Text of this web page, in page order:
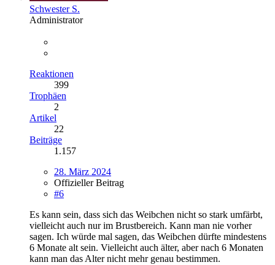
Schwester S.
Administrator
Reaktionen
399
Trophäen
2
Artikel
22
Beiträge
1.157
28. März 2024
Offizieller Beitrag
#6
Es kann sein, dass sich das Weibchen nicht so stark umfärbt,
vielleicht auch nur im Brustbereich. Kann man nie vorher
sagen. Ich würde mal sagen, das Weibchen dürfte mindestens
6 Monate alt sein. Vielleicht auch älter, aber nach 6 Monaten
kann man das Alter nicht mehr genau bestimmen.